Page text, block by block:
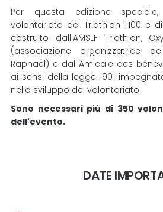
Per questa edizione
volontariato dei Triathlon T100 e
costruito dall'AMSLF Triathlon,
(associazione organizzatrice
Raphaël) e dall'Amicale des
ai sensi della legge 1901
nello sviluppo del volontariato.
Sono necessari più di 350
dell'evento.
DATE